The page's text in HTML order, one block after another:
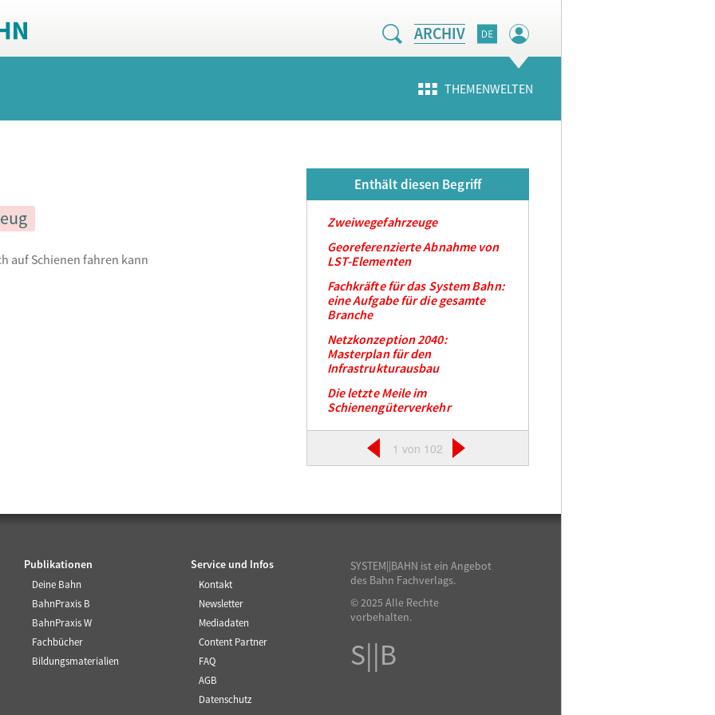
ARCHIV
THEMENWELTEN
auf Schienen fahren kann
Enthält diesen Begriff
Zweiwegefahrzeuge
Georeferenzierte Abnahme von
LST-Elementen
Fachkräfte für das System Bahn:
eine Aufgabe für die gesamte
Branche
Netzkonzeption 2040:
Masterplan für den
Infrastrukturausbau
Die letzte Meile im
Schienengüterverkehr
1 von 102
Publikationen
Deine Bahn
BahnPraxis B
BahnPraxis W
Fachbücher
Bildungsmaterialien
Service und Infos
Kontakt
Newsletter
Mediadaten
Content Partner
FAQ
AGB
Datenschutz
SYSTEM||BAHN ist ein Angebot
des Bahn Fachverlags.
© 2025 Alle Rechte
vorbehalten.
S||B